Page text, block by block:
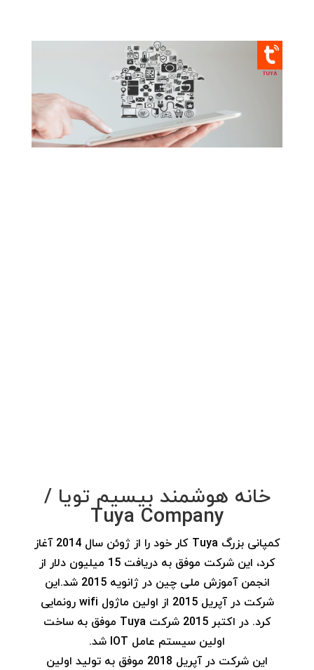
خانه هوشمند بیسیم تویا /
Tuya Company
کمپانی بزرگ Tuya کار خود را از ژوئن سال 2014 آغاز
کرد، این شرکت موفق به دریافت 15 میلیون دلار از
انجمن آموزش ملی چین در ژانویه 2015 شد.این
شرکت در آپریل 2015 از اولین ماژول wifi رونمایی
کرد. در اکتبر 2015 شرکت Tuya موفق به ساخت
اولین سیستم عامل IOT شد.
این شرکت در آپریل 2018 موفق به تولید اولین